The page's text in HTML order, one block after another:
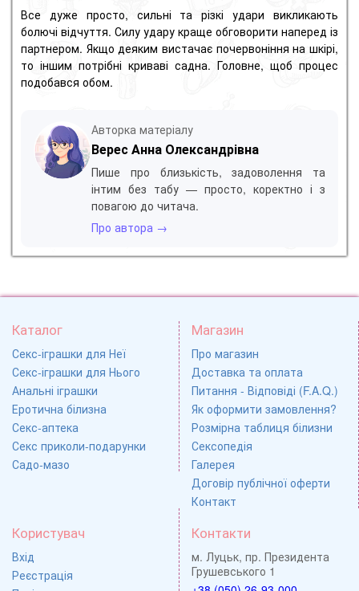
Все дуже просто, сильні та різкі удари викликають
болючі відчуття. Силу удару краще обговорити наперед із
партнером. Якщо деяким вистачає почервоніння на шкірі,
то іншим потрібні криваві садна. Головне, щоб процес
подобався обом.
Авторка матеріалу
Верес Анна Олександрівна
Пише про близькість, задоволення та
інтим без табу — просто, коректно і з
повагою до читача.
Про автора →
Каталог
Секс-іграшки для Неї
Секс-іграшки для Нього
Анальні іграшки
Еротична білизна
Секс-аптека
Секс приколи-подарунки
Садо-мазо
Магазин
Про магазин
Доставка та оплата
Питання - Відповіді (F.A.Q.)
Як оформити замовлення?
Розмірна таблиця білизни
Сексопедія
Галерея
Договір публічної оферти
Контакт
Користувач
Вхід
Реєстрація
Контакти
м. Луцьк, пр. Президента
Грушевського 1